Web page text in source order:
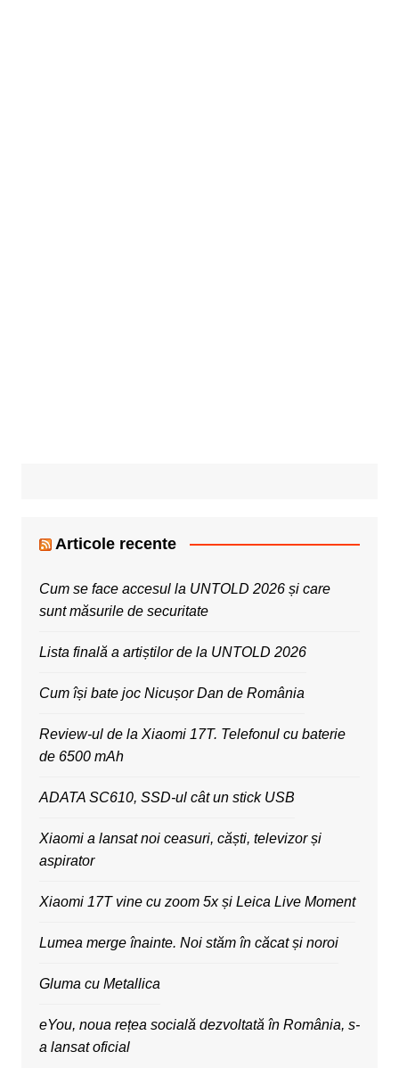
Articole recente
Cum se face accesul la UNTOLD 2026 și care
sunt măsurile de securitate
Lista finală a artiștilor de la UNTOLD 2026
Cum își bate joc Nicușor Dan de România
Review-ul de la Xiaomi 17T. Telefonul cu baterie
de 6500 mAh
ADATA SC610, SSD-ul cât un stick USB
Xiaomi a lansat noi ceasuri, căști, televizor și
aspirator
Xiaomi 17T vine cu zoom 5x și Leica Live Moment
Lumea merge înainte. Noi stăm în căcat și noroi
Gluma cu Metallica
eYou, noua rețea socială dezvoltată în România, s-
a lansat oficial